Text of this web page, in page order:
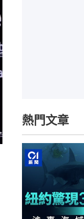
熱門文章